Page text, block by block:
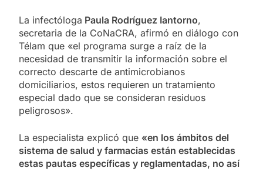
La infectóloga Paula Rodríguez Iantorno,
secretaria de la CoNaCRA, afirmó en diálogo con
Télam que «el programa surge a raíz de la
necesidad de transmitir la información sobre el
correcto descarte de antimicrobianos
domiciliarios, estos requieren un tratamiento
especial dado que se consideran residuos
peligrosos».
La especialista explicó que «en los ámbitos del
sistema de salud y farmacias están establecidas
estas pautas específicas y reglamentadas, no así